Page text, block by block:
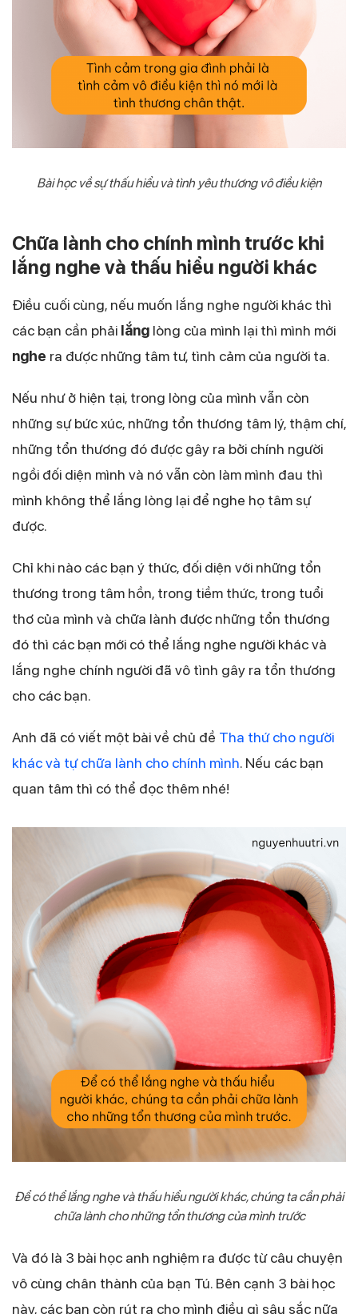
Bài học về sự thấu hiểu và tình yêu thương vô điều kiện
Chữa lành cho chính mình trước khi
lắng nghe và thấu hiểu người khác
Điều cuối cùng, nếu muốn lắng nghe người khác thì
các bạn cần phải lắng lòng của mình lại thì mình mới
nghe ra được những tâm tư, tình cảm của người ta.
Nếu như ở hiện tại, trong lòng của mình vẫn còn
những sự bức xúc, những tổn thương tâm lý, thậm chí,
những tổn thương đó được gây ra bởi chính người
ngồi đối diện mình và nó vẫn còn làm mình đau thì
mình không thể lắng lòng lại để nghe họ tâm sự
được.
Chỉ khi nào các bạn ý thức, đối diện với những tổn
thương trong tâm hồn, trong tiềm thức, trong tuổi
thơ của mình và chữa lành được những tổn thương
đó thì các bạn mới có thể lắng nghe người khác và
lắng nghe chính người đã vô tình gây ra tổn thương
cho các bạn.
Anh đã có viết một bài về chủ đề Tha thứ cho người
khác và tự chữa lành cho chính mình. Nếu các bạn
quan tâm thì có thể đọc thêm nhé!
Để có thể lắng nghe và thấu hiểu người khác, chúng ta cần phải
chữa lành cho những tổn thương của mình trước
Và đó là 3 bài học anh nghiệm ra được từ câu chuyện
vô cùng chân thành của bạn Tú. Bên cạnh 3 bài học
này, các bạn còn rút ra cho mình điều gì sâu sắc nữa